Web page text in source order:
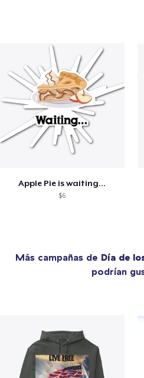
Apple Pie is waiting...
$6
Más campañas de Día de
podrían